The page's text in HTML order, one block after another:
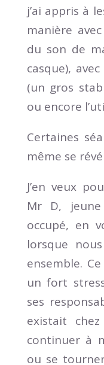
j’ai appris à
manière
du son de
casque),
(un gros
ou encore
Certaines
même se
J’en veux
Mr D, jeune
occupé, en
lorsque
ensemble.
un fort
ses
existait
continuer à
ou se